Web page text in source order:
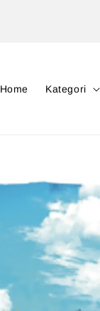
Home Kategori